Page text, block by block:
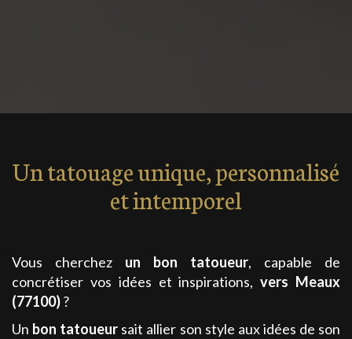
Un tatouage unique, personnalisé
et intemporel
Vous cherchez un bon tatoueur, capable de
concrétiser vos idées et inspirations,vers Meaux
(77100)?
Un bon tatoueur sait allier son style aux idées de son